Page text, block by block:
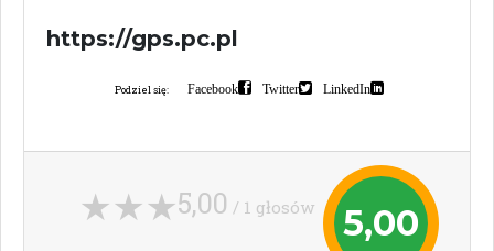
https://gps.pc.pl
Podziel się: Facebook Twitter LinkedIn
5,00
5,00 / 1 głosów